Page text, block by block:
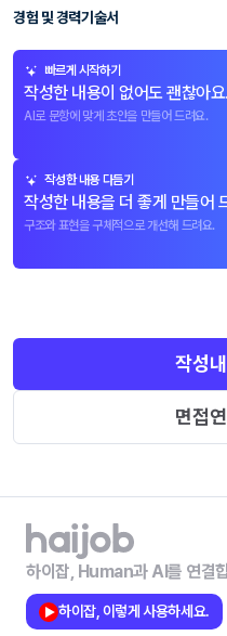
경험 및 경력기술서
빠르게 시작하기
작성한 내용이 없어도 괜찮아요.
AI로 문항에 맞게 초안을 만들어 드려요.
작성한 내용 다듬기
작성한 내용을 더 좋게 만들어
구조와 표현을 구체적으로 개선해 드려요.
작성
면접
하이잡, Human과 AI를 연결
하이잡, 이렇게 사용하세요.